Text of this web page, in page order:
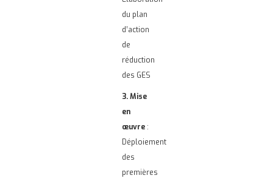
du plan
d’action
de
réduction
des GES
3. Mise
en
œuvre :
Déploiement
des
premières